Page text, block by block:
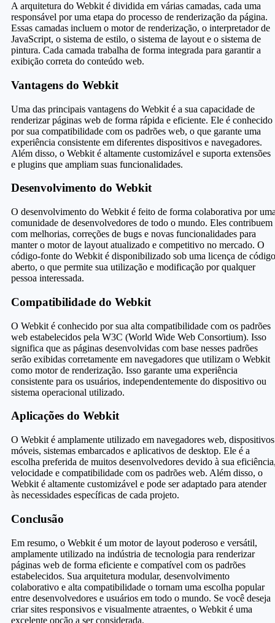
A arquitetura do Webkit é dividida em várias camadas, cada uma
responsável por uma etapa do processo de renderização da página.
Essas camadas incluem o motor de renderização, o interpretador de
JavaScript, o sistema de estilo, o sistema de layout e o sistema de
pintura. Cada camada trabalha de forma integrada para garantir a
exibição correta do conteúdo web.
Vantagens do Webkit
Uma das principais vantagens do Webkit é a sua capacidade de
renderizar páginas web de forma rápida e eficiente. Ele é conhecido
por sua compatibilidade com os padrões web, o que garante uma
experiência consistente em diferentes dispositivos e navegadores.
Além disso, o Webkit é altamente customizável e suporta extensões
e plugins que ampliam suas funcionalidades.
Desenvolvimento do Webkit
O desenvolvimento do Webkit é feito de forma colaborativa por
comunidade de desenvolvedores de todo o mundo. Eles contribuem
com melhorias, correções de bugs e novas funcionalidades para
manter o motor de layout atualizado e competitivo no mercado. O
código-fonte do Webkit é disponibilizado sob uma licença de código
aberto, o que permite sua utilização e modificação por qualquer
pessoa interessada.
Compatibilidade do Webkit
O Webkit é conhecido por sua alta compatibilidade com os padrões
web estabelecidos pela W3C (World Wide Web Consortium). Isso
significa que as páginas desenvolvidas com base nesses padrões
serão exibidas corretamente em navegadores que utilizam o Webkit
como motor de renderização. Isso garante uma experiência
consistente para os usuários, independentemente do dispositivo ou
sistema operacional utilizado.
Aplicações do Webkit
O Webkit é amplamente utilizado em navegadores web, dispositivos
móveis, sistemas embarcados e aplicativos de desktop. Ele é a
escolha preferida de muitos desenvolvedores devido à sua
velocidade e compatibilidade com os padrões web. Além disso, o
Webkit é altamente customizável e pode ser adaptado para atender
às necessidades específicas de cada projeto.
Conclusão
Em resumo, o Webkit é um motor de layout poderoso e versátil,
amplamente utilizado na indústria de tecnologia para renderizar
páginas web de forma eficiente e compatível com os padrões
estabelecidos. Sua arquitetura modular, desenvolvimento
colaborativo e alta compatibilidade o tornam uma escolha popular
entre desenvolvedores e usuários em todo o mundo. Se você deseja
criar sites responsivos e visualmente atraentes, o Webkit é uma
excelente opção a ser considerada.